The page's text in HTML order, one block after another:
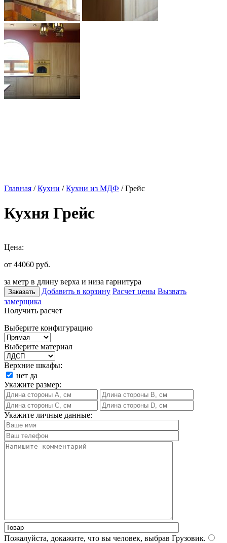
Главная /Кухни /Кухни из МДФ / Грейс
Кухня Грейс
Цена:
от 44060 руб.
за метр в длину верха и низа гарнитура
Заказать Добавить в корзину Расчет цены Вызвать
замерщика
Получить расчет
Выберите конфигурацию
Выберите материал
Верхние шкафы:
нет да
Укажите размер:
Укажите личные данные:
Пожалуйста, докажите, что вы человек, выбрав Грузовик.